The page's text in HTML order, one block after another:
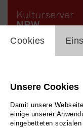
Cookies
Unsere Cookies
Damit unsere
einige unserer
eingebetteten